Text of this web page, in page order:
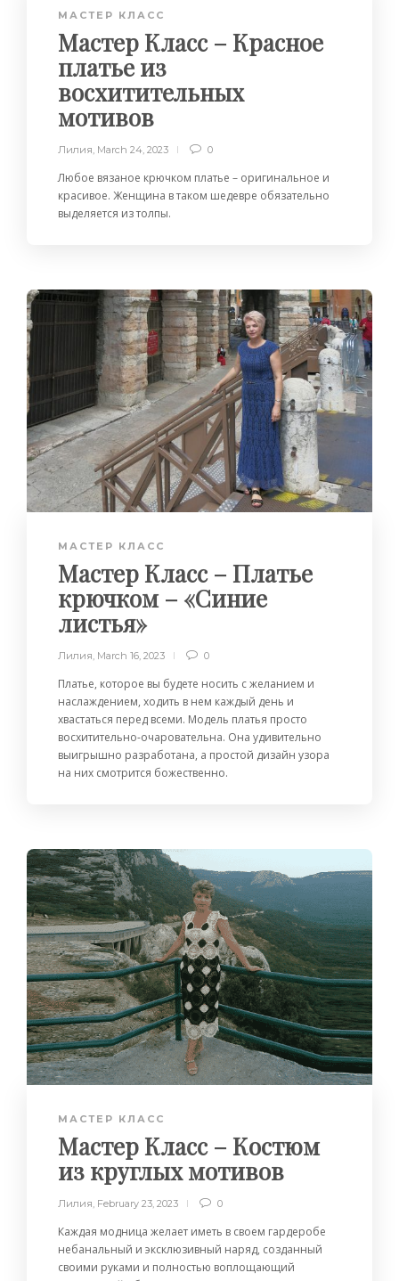
МАСТЕР КЛАСС
Мастер Класс – Красное
платье из
восхитительных
мотивов
Лилия, March 24, 2023 0
Любое вязаное крючком платье – оригинальное и
красивое. Женщина в таком шедевре обязательно
выделяется из толпы.
МАСТЕР КЛАСС
Мастер Класс – Платье
крючком – «Синие
листья»
Лилия, March 16, 2023 0
Платье, которое вы будете носить с желанием и
наслаждением, ходить в нем каждый день и
хвастаться перед всеми. Модель платья просто
восхитительно-очаровательна. Она удивительно
выигрышно разработана, а простой дизайн узора
на них смотрится божественно.
МАСТЕР КЛАСС
Мастер Класс – Костюм
из круглых мотивов
Лилия, February 23, 2023 0
Каждая модница желает иметь в своем гардеробе
небанальный и эксклюзивный наряд, созданный
своими руками и полностью воплощающий